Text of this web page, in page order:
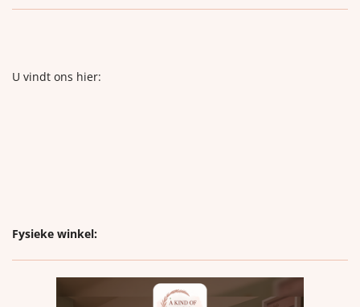
U vindt ons hier:
Fysieke winkel: